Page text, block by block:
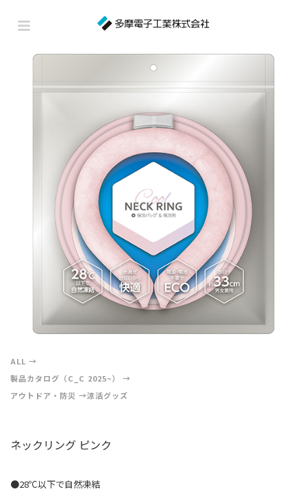
ALL
製品カタログ（C_C 2025~）
アウトドア・防災
涼活グッズ
ネックリング ピンク
●28℃以下で自然凍結